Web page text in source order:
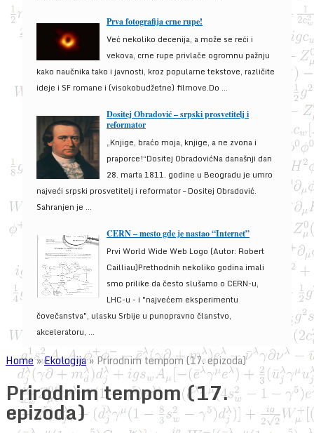
Prva fotografija crne rupe!
Već nekoliko decenija, a može se reći i
vekova, crne rupe privlače ogromnu pažnju
kako naučnika tako i javnosti, kroz popularne tekstove, različite
ideje i SF romane i (visokobudžetne) filmove.Do ...
Dositej Obradović – srpski prosvetitelj i
reformator
„Knjige, braćo moja, knjige, a ne zvona i
praporce!“Dositej ObradovićNa današnji dan
28. marta 1811. godine u Beogradu je umro
najveći srpski prosvetitelj i reformator – Dositej Obradović.
Sahranjen je ...
CERN – mesto gde je nastao “Internet”
Prvi World Wide Web Logo (Autor: Robert
Cailliau)Prethodnih nekoliko godina imali
smo prilike da često slušamo o CERN-u,
LHC-u - i "najvećem eksperimentu
čovečanstva", ulasku Srbije u punopravno članstvo,
akceleratoru, ...
Home»Ekologija»Prirodnim tempom (17. epizoda)
Prirodnim tempom (17.
epizoda)